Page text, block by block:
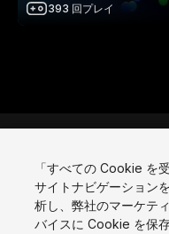
393 回プレイ
言語
「すべての Cookie を
サイトナビゲーション
析し、弊社のマーケテ
バイスに Cookie を保